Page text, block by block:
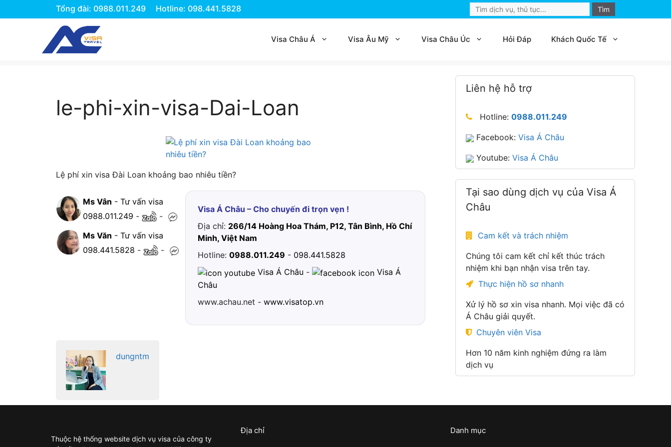
Tổng đài: 0988.011.249 Hotline: 098.441.5828
Search
for:
Visa Châu Á Visa Âu Mỹ Visa Châu Úc Hỏi Đáp Khách Quốc Tế
le-phi-xin-visa-Dai-Loan
Lệ phí xin visa Đài Loan khoảng bao nhiêu tiền?
Ms Vân - Tư vấn visa
0988.011.249 -
-
Ms Văn - Tư vấn visa
098.441.5828 - -
Visa Á Châu – Cho chuyến đi trọn vẹn !
Địa chỉ: 266/14 Hoàng Hoa Thám, P12, Tân Bình, Hồ Chí
Minh, Việt Nam
Hotline: 0988.011.249 - 098.441.5828
Visa Á Châu -
Visa Á
Châu
www.achau.net - www.visatop.vn
dungntm
Liên hệ hỗ trợ
Hotline: 0988.011.249
Facebook: Visa Á Châu
Youtube: Visa Á Châu
Tại sao dùng dịch vụ của Visa Á
Châu
Cam kết và trách nhiệm
Chúng tôi cam kết chỉ kết thúc trách
nhiệm khi bạn nhận visa trên tay.
Thực hiện hồ sơ nhanh
Xử lý hồ sơ xin visa nhanh. Mọi việc đã có
Á Châu giải quyết.
Chuyên viên Visa
Hơn 10 năm kinh nghiệm đứng ra làm
dịch vụ
Thuộc hệ thống website dịch vụ visa của công ty
Địa chỉ Danh mục